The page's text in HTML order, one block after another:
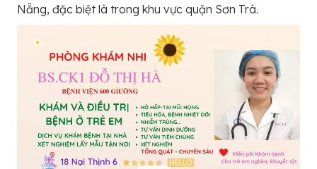
Nẵng, đặc biệt là trong khu vực quận Sơn Trà.